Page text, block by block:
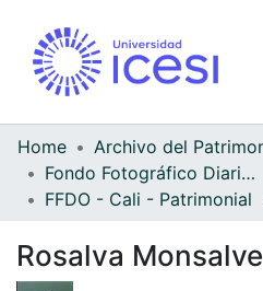
Home
Fondo Fotográfico Diario Occidente
FFDO - Cali - Patrimonial
Rosalva Monsalve